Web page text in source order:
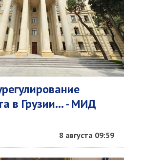
в Грузии... - МИД
8 августа 09:59